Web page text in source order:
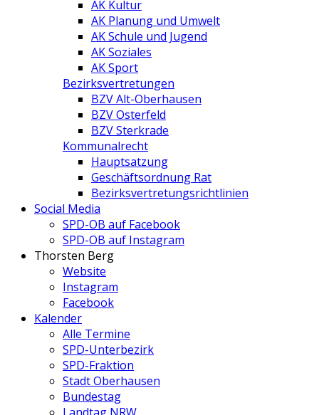
AK Kultur
AK Planung und Umwelt
AK Schule und Jugend
AK Soziales
AK Sport
Bezirksvertretungen
BZV Alt-Oberhausen
BZV Osterfeld
BZV Sterkrade
Kommunalrecht
Hauptsatzung
Geschäftsordnung Rat
Bezirksvertretungs­richtlinien
Social Media
SPD-OB auf Facebook
SPD-OB auf Instagram
Thorsten Berg
Website
Instagram
Facebook
Kalender
Alle Termine
SPD-Unterbezirk
SPD-Fraktion
Stadt Oberhausen
Bundestag